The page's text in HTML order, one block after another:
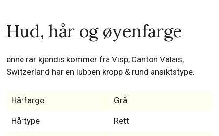
Hud, hår og øyenfarge
enne rar kjendis kommer fra Visp, Canton Valais,
Switzerland har en lubben kropp & rund ansiktstype.
Hårfarge Grå
Hårtype Rett